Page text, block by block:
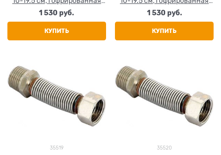
нержавеющая сталь
1 530 руб.
КУПИТЬ
нержавеющая сталь
1 530 руб.
КУПИТЬ
35519 35520